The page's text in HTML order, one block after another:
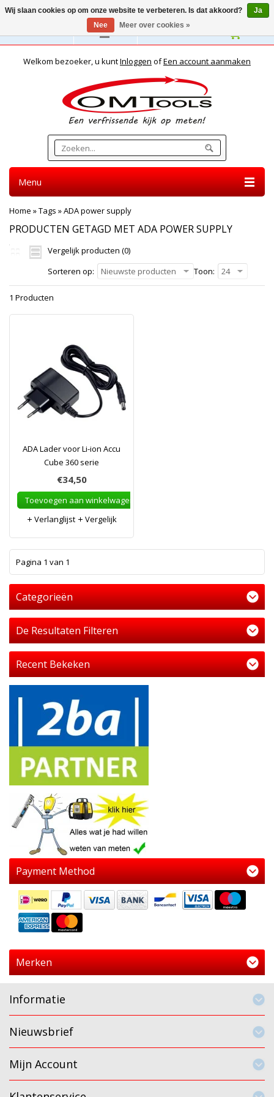
Nederlands
Welkom bezoeker, u kuntInloggen ofEen account aanmaken
Menu
Home »Tags »ADA power supply
PRODUCTEN GETAGD MET ADA POWER SUPPLY
Vergelijk producten (0)
Sorteren op:
Nieuwste producten Toon: 24
1 Producten
ADA Lader voor Li-ion Accu
Cube 360 serie
€34,50
Toevoegen aan winkelwagen
Verlanglijst
Vergelijk
Pagina 1 van 1
Categorieën
De Resultaten Filteren
Recent Bekeken
Payment Method
Merken
Informatie
Nieuwsbrief
Mijn Account
Wij slaan cookies op om onze website te verbeteren. Is dat akkoord?
Ja
Nee
Meer over cookies »